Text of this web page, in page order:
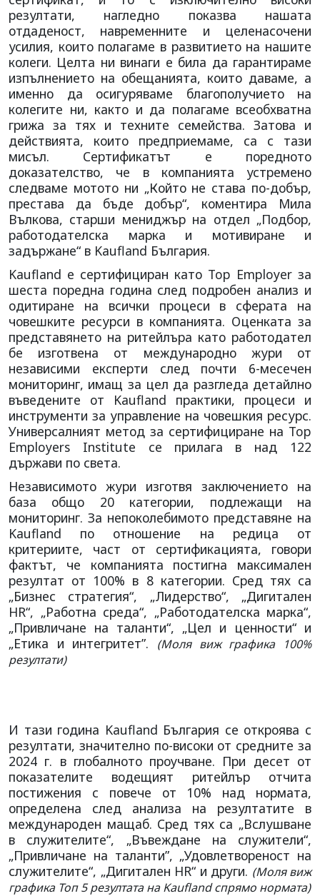
резултати, нагледно показва нашата
отдаденост, навременните и целенасочени
усилия, които полагаме в развитието на нашите
колеги. Целта ни винаги е била да гарантираме
изпълнението на обещанията, които даваме, а
именно да осигуряваме благополучието на
колегите ни, както и да полагаме всеобхватна
грижа за тях и техните семейства. Затова и
действията, които предприемаме, са с тази
мисъл. Сертификатът е поредното
доказателство, че в компанията устремено
следваме мотото ни „Който не става по-добър,
престава да бъде добър“, коментира Мила
Вълкова, старши мениджър на отдел „Подбор,
работодателска марка и мотивиране и
задържане“ в Kaufland България.
Kaufland е сертифициран като Top Employer за
шеста поредна година след подробен анализ и
одитиране на всички процеси в сферата на
човешките ресурси в компанията. Оценката за
представянето на ритейлъра като работодател
бе изготвена от международно жури от
независими експерти след почти 6-месечен
мониторинг, имащ за цел да разгледа детайлно
въведените от Kaufland практики, процеси и
инструменти за управление на човешкия ресурс.
Универсалният метод за сертифициране на Top
Employers Institute се прилага в над 122
държави по света.
Независимото жури изготвя заключението на
база общо 20 категории, подлежащи на
мониторинг. За непоколебимото представяне на
Kaufland по отношение на редица от
критериите, част от сертификацията, говори
фактът, че компанията постигна максимален
резултат от 100% в 8 категории. Сред тях са
„Бизнес стратегия“, „Лидерство“, „Дигитален
HR“, „Работна среда“, „Работодателска марка“,
„Привличане на таланти“, „Цел и ценности“ и
„Етика и интегритет”. (Моля виж графика 100%
резултати)
И тази година Kaufland България се откроява с
резултати, значително по-високи от средните за
2024 г. в глобалното проучване. При десет от
показателите водещият ритейлър отчита
постижения с повече от 10% над нормата,
определена след анализа на резултатите в
международен мащаб. Сред тях са „Вслушване
в служителите“, „Въвеждане на служители“,
„Привличане на таланти”, „Удовлетвореност на
служителите“, „Дигитален HR“ и други. (Моля виж
графика Топ 5 резултата на Kaufland спрямо нормата)